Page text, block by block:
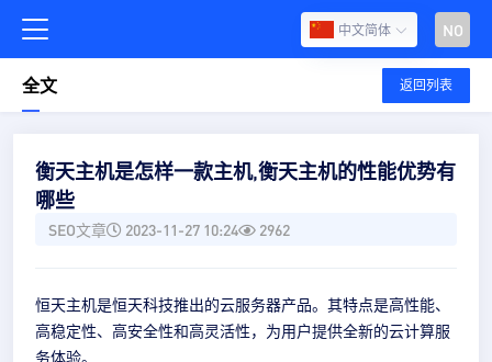
中文简体 NO
全文 返回列表
衡天主机是怎样一款主机,衡天主机的性能优势有
哪些
SEO文章 2023-11-27 10:24 2962
恒天主机是恒天科技推出的云服务器产品。其特点是高性能、
高稳定性、高安全性和高灵活性，为用户提供全新的云计算服
务体验。